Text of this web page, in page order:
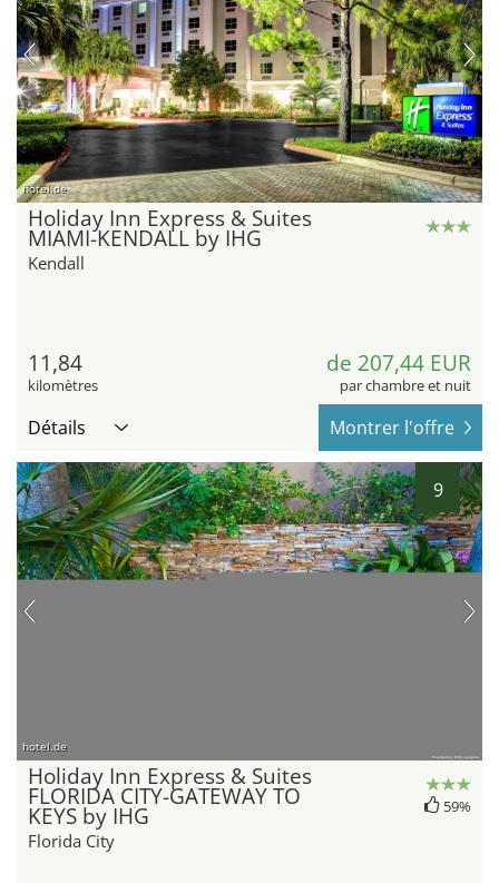
hotel.de
Holiday Inn Express & Suites
MIAMI-KENDALL by IHG
Kendall
11,84
kilomètres
de 207,44 EUR
par chambre et nuit
Détails Montrer l'offre
9
hotel.de
Holiday Inn Express & Suites
FLORIDA CITY-GATEWAY TO
KEYS by IHG
Florida City
59%